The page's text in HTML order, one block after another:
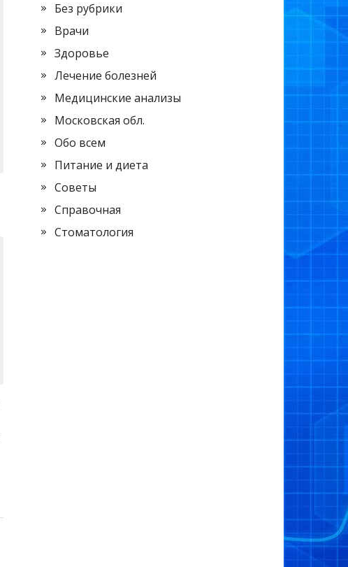
Без рубрики
Врачи
Здоровье
Лечение болезней
Медицинские анализы
Московская обл.
Обо всем
Питание и диета
Советы
Справочная
Стоматология